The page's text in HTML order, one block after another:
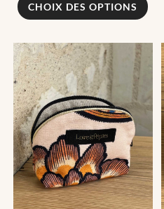
CHOIX DES OPTIONS